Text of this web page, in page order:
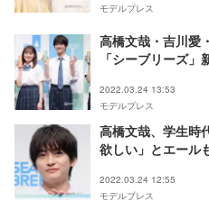
モデルプレス
高橋文哉・吉川愛
「シーブリーズ
2022.03.24 13:53
モデルプレス
高橋文哉、学生時
欲しい」とエール
2022.03.24 12:55
モデルプレス